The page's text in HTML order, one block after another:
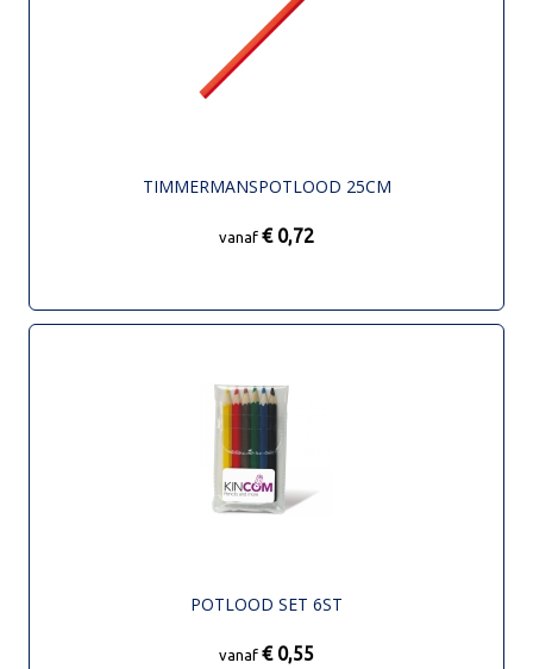
TIMMERMANSPOTLOOD 25CM
vanaf € 0,72
POTLOOD SET 6ST
vanaf € 0,55